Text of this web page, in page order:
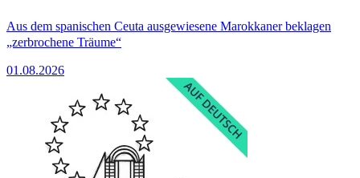
Aus dem spanischen Ceuta ausgewiesene Marokkaner beklagen
„zerbrochene Träume“
01.08.2026